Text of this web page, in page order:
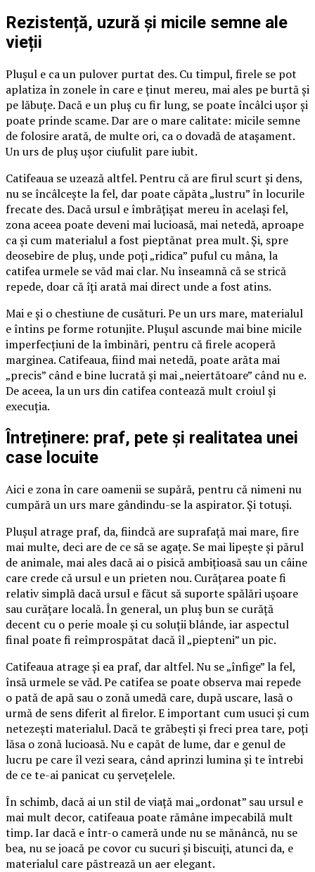
Rezistență, uzură și micile semne ale
vieții
Plușul e ca un pulover purtat des. Cu timpul, firele se pot
aplatiza în zonele în care e ținut mereu, mai ales pe burtă și
pe lăbuțe. Dacă e un pluș cu fir lung, se poate încâlci ușor și
poate prinde scame. Dar are o mare calitate: micile semne
de folosire arată, de multe ori, ca o dovadă de atașament.
Un urs de pluș ușor ciufulit pare iubit.
Catifeaua se uzează altfel. Pentru că are firul scurt și dens,
nu se încâlcește la fel, dar poate căpăta „lustru” în locurile
frecate des. Dacă ursul e îmbrățișat mereu în același fel,
zona aceea poate deveni mai lucioasă, mai netedă, aproape
ca și cum materialul a fost pieptănat prea mult. Și, spre
deosebire de pluș, unde poți „ridica” puful cu mâna, la
catifea urmele se văd mai clar. Nu înseamnă că se strică
repede, doar că îți arată mai direct unde a fost atins.
Mai e și o chestiune de cusături. Pe un urs mare, materialul
e întins pe forme rotunjite. Plușul ascunde mai bine micile
imperfecțiuni de la îmbinări, pentru că firele acoperă
marginea. Catifeaua, fiind mai netedă, poate arăta mai
„precis” când e bine lucrată și mai „neiertătoare” când nu e.
De aceea, la un urs din catifea contează mult croiul și
execuția.
Întreținere: praf, pete și realitatea unei
case locuite
Aici e zona în care oamenii se supără, pentru că nimeni nu
cumpără un urs mare gândindu-se la aspirator. Și totuși.
Plușul atrage praf, da, fiindcă are suprafață mai mare, fire
mai multe, deci are de ce să se agațe. Se mai lipește și părul
de animale, mai ales dacă ai o pisică ambițioasă sau un câine
care crede că ursul e un prieten nou. Curățarea poate fi
relativ simplă dacă ursul e făcut să suporte spălări ușoare
sau curățare locală. În general, un pluș bun se curăță
decent cu o perie moale și cu soluții blânde, iar aspectul
final poate fi reîmprospătat dacă îl „piepteni” un pic.
Catifeaua atrage și ea praf, dar altfel. Nu se „înfige” la fel,
însă urmele se văd. Pe catifea se poate observa mai repede
o pată de apă sau o zonă umedă care, după uscare, lasă o
urmă de sens diferit al firelor. E important cum usuci și cum
netezești materialul. Dacă te grăbești și freci prea tare, poți
lăsa o zonă lucioasă. Nu e capăt de lume, dar e genul de
lucru pe care îl vezi seara, când aprinzi lumina și te întrebi
de ce te-ai panicat cu șervețelele.
În schimb, dacă ai un stil de viață mai „ordonat” sau ursul e
mai mult decor, catifeaua poate rămâne impecabilă mult
timp. Iar dacă e într-o cameră unde nu se mănâncă, nu se
bea, nu se joacă pe covor cu sucuri și biscuiți, atunci da, e
materialul care păstrează un aer elegant.